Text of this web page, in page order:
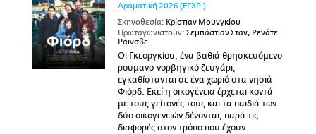
Δραματική 2026 (ΕΓΧΡ.)
Σκηνοθεσία: Κρίστιαν Μουνγκίου
Πρωταγωνιστούν: Σεμπάστιαν Σταν, Ρενάτε
Ράινσβε
Οι Γκεοργκίου, ένα βαθιά θρησκευόμενο
ρουμανο-νορβηγικό ζευγάρι,
εγκαθίστανται σε ένα χωριό στα νησιά
Φιόρδ. Εκεί η οικογένεια έρχεται κοντά
με τους γείτονές τους και τα παιδιά των
δύο οικογενειών δένονται, παρά τις
διαφορές στον τρόπο που έχουν